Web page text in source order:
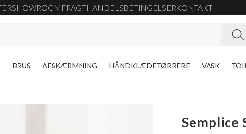
SHOWROOM FRAGTHANDELSBETINGELSERKONTAKT
BRUS AFSKÆRMNING HÅNDKLÆDETØRRERE VASK
Semplice